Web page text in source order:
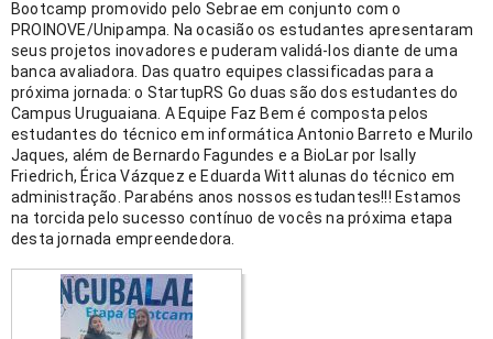
Bootcamp promovido pelo Sebrae em conjunto com o
PROINOVE/Unipampa. Na ocasião os estudantes apresentaram
seus projetos inovadores e puderam validá-los diante de uma
banca avaliadora. Das quatro equipes classificadas para a
próxima jornada: o StartupRS Go duas são dos estudantes do
Campus Uruguaiana. A Equipe Faz Bem é composta pelos
estudantes do técnico em informática Antonio Barreto e Murilo
Jaques, além de Bernardo Fagundes e a BioLar por Isally
Friedrich, Érica Vázquez e Eduarda Witt alunas do técnico em
administração. Parabéns anos nossos estudantes!!! Estamos
na torcida pelo sucesso contínuo de vocês na próxima etapa
desta jornada empreendedora.